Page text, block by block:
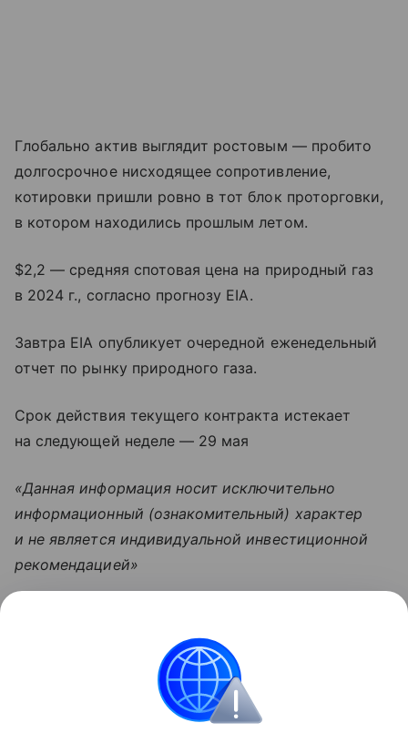
Глобально актив выглядит ростовым — пробито
долгосрочное нисходящее сопротивление,
котировки пришли ровно в тот блок проторговки,
в котором находились прошлым летом.
$2,2 — средняя спотовая цена на природный газ
в 2024 г., согласно прогнозу EIA.
Завтра EIA опубликует очередной еженедельный
отчет по рынку природного газа.
Срок действия текущего контракта истекает
на следующей неделе — 29 мая
«Данная информация носит исключительно
информационный (ознакомительный) характер
и не является индивидуальной инвестиционной
рекомендацией»
Инвестиции: как быстро и надежно
приумножить свои накопления
Просто и емко расскажем об инвестициях для
новичков и перечислим их основные ошибки.